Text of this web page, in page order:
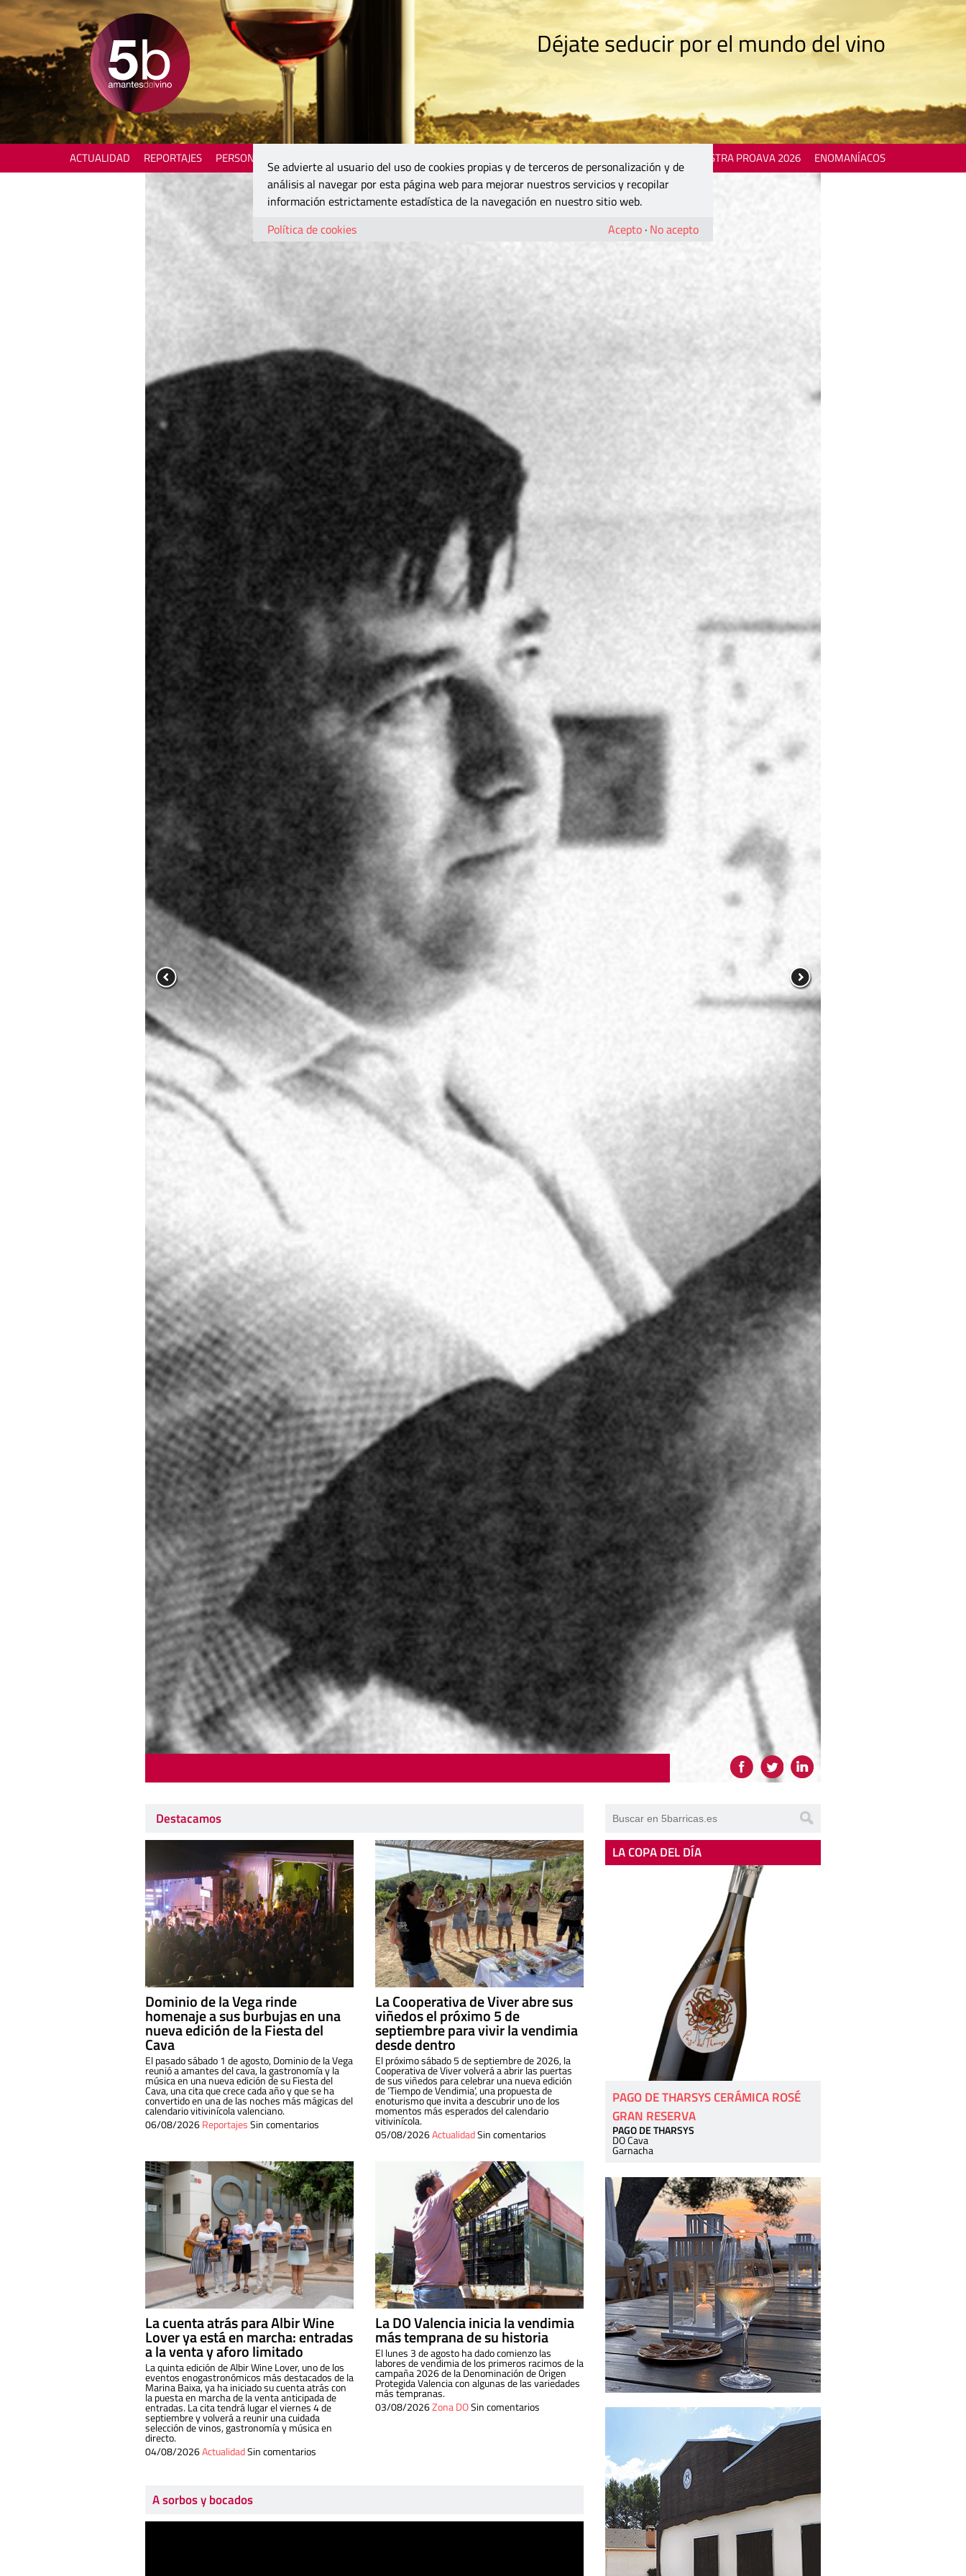
Déjate seducir por el mundo del vino
ACTUALIDAD REPORTAJES PERSONAJES MOSTRA PROAVA 2026 ENOMANÍACOS
Destacamos
Dominio de la Vega rinde
homenaje a sus burbujas en una
nueva edición de la Fiesta del
Cava
El pasado sábado 1 de agosto, Dominio de la Vega
reunió a amantes del cava, la gastronomía y la
música en una nueva edición de su Fiesta del
Cava, una cita que crece cada año y que se ha
convertido en una de las noches más mágicas del
calendario vitivinícola valenciano.
06/08/2026ReportajesSin comentarios
La Cooperativa de Viver abre sus
viñedos el próximo 5 de
septiembre para vivir la vendimia
desde dentro
El próximo sábado 5 de septiembre de 2026, la
Cooperativa de Viver volverá a abrir las puertas
de sus viñedos para celebrar una nueva edición
de ‘Tiempo de Vendimia’, una propuesta de
enoturismo que invita a descubrir uno de los
momentos más esperados del calendario
vitivinícola.
05/08/2026ActualidadSin comentarios
La cuenta atrás para Albir Wine
Lover ya está en marcha: entradas
a la venta y aforo limitado
La quinta edición de Albir Wine Lover, uno de los
eventos enogastronómicos más destacados de la
Marina Baixa, ya ha iniciado su cuenta atrás con
la puesta en marcha de la venta anticipada de
entradas. La cita tendrá lugar el viernes 4 de
septiembre y volverá a reunir una cuidada
selección de vinos, gastronomía y música en
directo.
04/08/2026ActualidadSin comentarios
La DO Valencia inicia la vendimia
más temprana de su historia
El lunes 3 de agosto ha dado comienzo las
labores de vendimia de los primeros racimos de la
campaña 2026 de la Denominación de Origen
Protegida Valencia con algunas de las variedades
más tempranas.
03/08/2026Zona DOSin comentarios
A sorbos y bocados
LA COPA DEL DÍA
PAGO DE THARSYS CERÁMICA ROSÉ
GRAN RESERVA
PAGO DE THARSYS
DO Cava
Garnacha
Se advierte al usuario del uso de cookies propias y de terceros de personalización y de
análisis al navegar por esta página web para mejorar nuestros servicios y recopilar
información estrictamente estadística de la navegación en nuestro sitio web.
Política de cookies
Acepto · No acepto